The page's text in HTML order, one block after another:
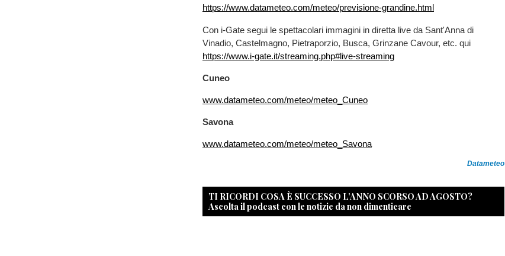
https://www.datameteo.com/meteo/previsione-grandine.html
Con i-Gate segui le spettacolari immagini in diretta live da Sant'Anna di
Vinadio, Castelmagno, Pietraporzio, Busca, Grinzane Cavour, etc. qui
https://www.i-gate.it/streaming.php#live-streaming
Cuneo
www.datameteo.com/meteo/meteo_Cuneo
Savona
www.datameteo.com/meteo/meteo_Savona
Datameteo
TI RICORDI COSA È SUCCESSO L’ANNO SCORSO AD AGOSTO?
Ascolta il podcast con le notizie da non dimenticare